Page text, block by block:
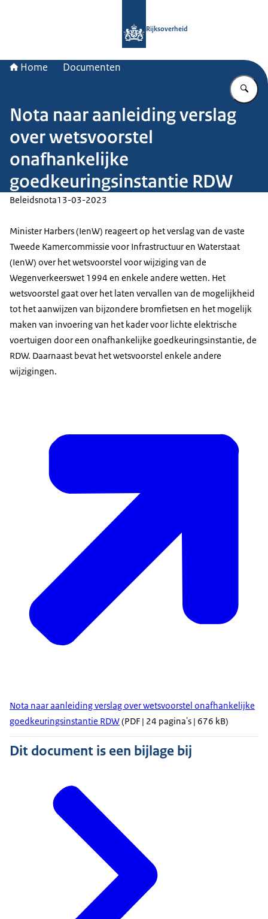
Rijksoverheid
Home Documenten
Nota naar aanleiding verslag
over wetsvoorstel
onafhankelijke
goedkeuringsinstantie RDW
Beleidsnota13-03-2023
Minister Harbers (IenW) reageert op het verslag van de vaste
Tweede Kamercommissie voor Infrastructuur en Waterstaat
(IenW) over het wetsvoorstel voor wijziging van de
Wegenverkeerswet 1994 en enkele andere wetten. Het
wetsvoorstel gaat over het laten vervallen van de mogelijkheid
tot het aanwijzen van bijzondere bromfietsen en het mogelijk
maken van invoering van het kader voor lichte elektrische
voertuigen door een onafhankelijke goedkeuringsinstantie, de
RDW. Daarnaast bevat het wetsvoorstel enkele andere
wijzigingen.
Nota naar aanleiding verslag over wetsvoorstel onafhankelijke
goedkeuringsinstantie RDW(PDF | 24 pagina's | 676 kB)
Dit document is een bijlage bij